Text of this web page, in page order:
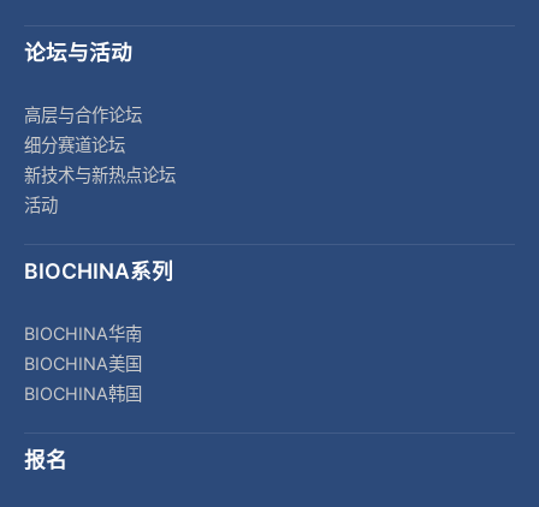
论坛与活动
高层与合作论坛
细分赛道论坛
新技术与新热点论坛
活动
BIOCHINA系列
BIOCHINA华南
BIOCHINA美国
BIOCHINA韩国
报名